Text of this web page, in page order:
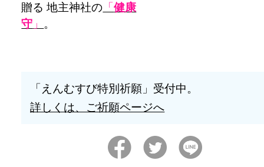
贈る 地主神社の 「健康
守 」
「えんむすび特別祈願」受付中。
詳しくは、ご祈願ページへ